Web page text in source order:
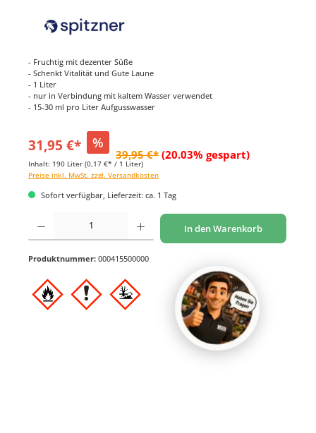
- Fruchtig mit dezenter Süße
- Schenkt Vitalität und Gute Laune
- 1 Liter
- nur in Verbindung mit kaltem Wasser verwendet
- 15-30 ml pro Liter Aufgusswasser
31,95 €* %
39,95 €* (20.03% gespart)
Inhalt: 190 Liter (0,17 €* / 1 Liter)
Preise inkl. MwSt. zzgl. Versandkosten
Sofort verfügbar, Lieferzeit: ca. 1 Tag
Produkt Anzahl: Gib den gewünschten Wert ein oder benutze die Schaltflächen um
In den Warenkorb
Produktnummer: 000415500000